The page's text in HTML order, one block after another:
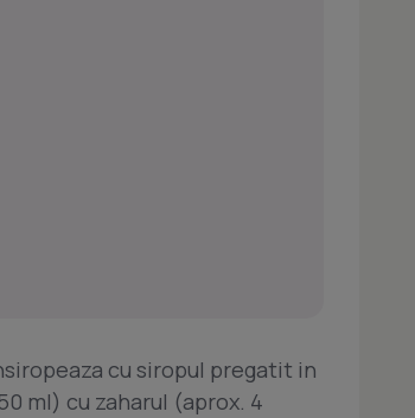
cu siropul pregatit in
ml) cu zaharul (aprox. 4